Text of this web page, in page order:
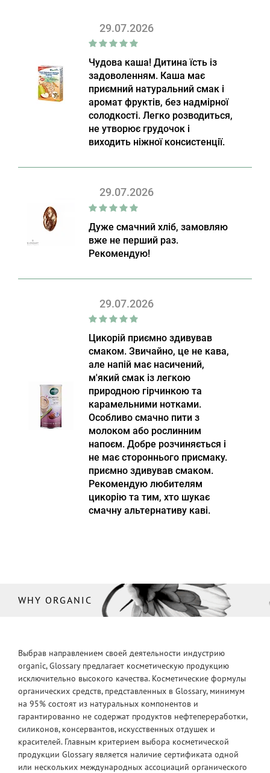
29.07.2026
Чудова каша! Дитина їсть із
задоволенням. Каша має
приємний натуральний смак і
аромат фруктів, без надмірної
солодкості. Легко розводиться,
не утворює грудочок і
виходить ніжної консистенції.
29.07.2026
Дуже смачний хліб, замовляю
вже не перший раз.
Рекомендую!
29.07.2026
Цикорій приємно здивував
смаком. Звичайно, це не кава,
але напій має насичений,
м'який смак із легкою
природною гірчинкою та
карамельними нотками.
Особливо смачно пити з
молоком або рослинним
напоєм. Добре розчиняється і
не має стороннього присмаку.
приємно здивував смаком.
Рекомендую любителям
цикорію та тим, хто шукає
смачну альтернативу каві.
WHY ORGANIC
Выбрав направлением своей деятельности индустрию
organic, Glossary предлагает косметическую продукцию
исключительно высокого качества. Косметические формулы
органических средств, представленных в Glossary, минимум
на 95% состоят из натуральных компонентов и
гарантированно не содержат продуктов нефтепереработки,
силиконов, консервантов, искусственных отдушек и
красителей. Главным критерием выбора косметической
продукции Glossary является наличие сертификата одной
или нескольких международных ассоциаций органического